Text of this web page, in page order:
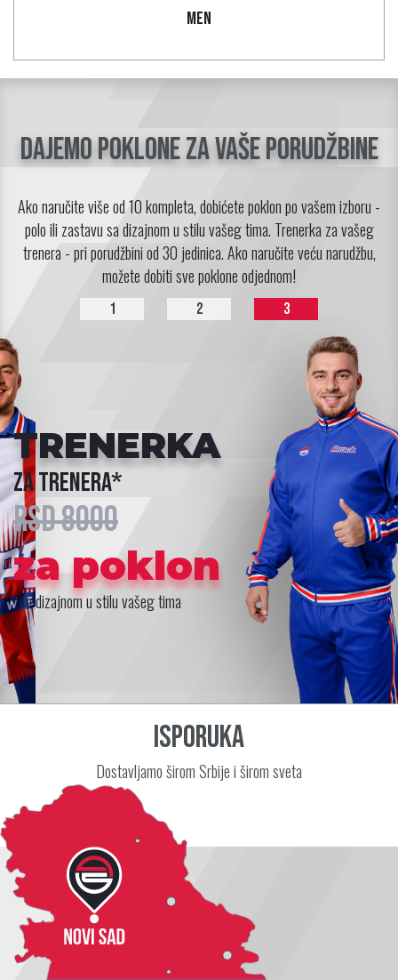
MEN
Dajemo poklone za vaše porudžbine
Ako naručite više od 10 kompleta, dobićete poklon po vašem izboru -
polo ili zastavu sa dizajnom u stilu vašeg tima. Trenerka za vašeg
trenera - pri porudžbini od 30 jedinica. Ako naručite veću narudžbu,
možete dobiti sve poklone odjednom!
TRENERKA
za trenera*
RSD 8000
za poklon
*sa dizajnom u stilu vašeg tima
1 2 3
Isporuka
Dostavljamo širom Srbije i širom sveta